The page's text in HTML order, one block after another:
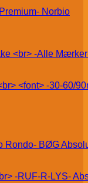
Norbio